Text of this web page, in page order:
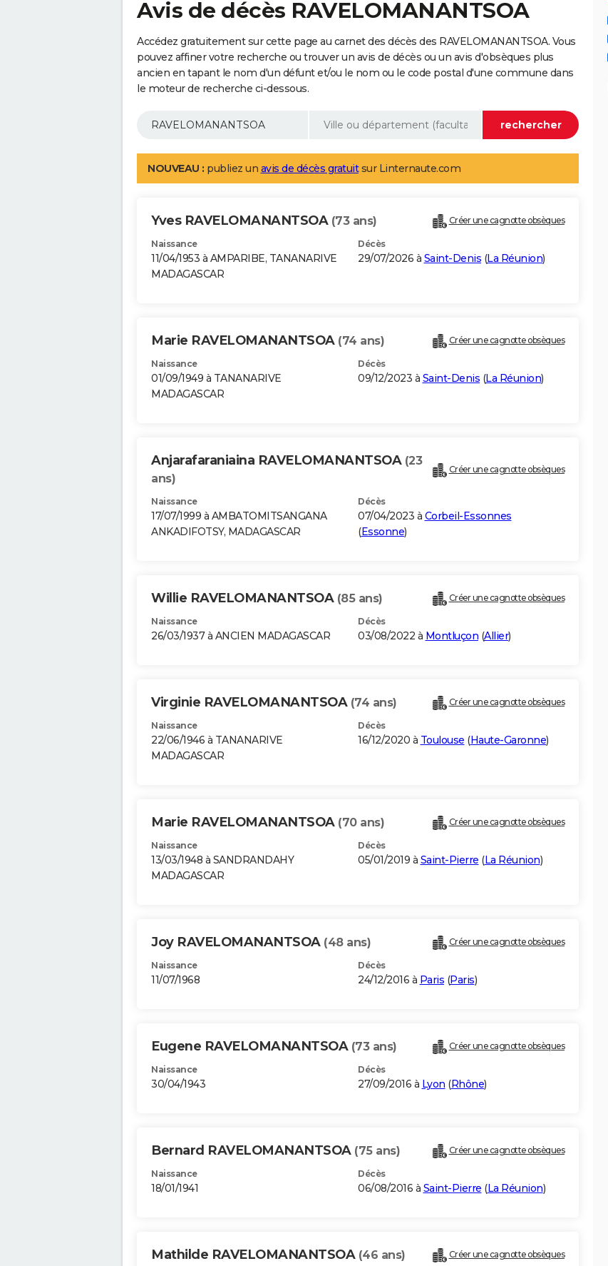
Avis de décès RAVELOMANANTSOA
Accédez gratuitement sur cette page au carnet des décès des RAVELOMANANTSOA. Vous
pouvez affiner votre recherche ou trouver un avis de décès ou un avis d'obsèques plus
ancien en tapant le nom d'un défunt et/ou le nom ou le code postal d'une commune dans
le moteur de recherche ci-dessous.
NOUVEAU : publiez un avis de décès gratuitsur Linternaute.com
Yves RAVELOMANANTSOA (73 ans) Créer une cagnotte obsèques
Naissance
11/04/1953 à AMPARIBE, TANANARIVE
MADAGASCAR
Décès
29/07/2026 à Saint-Denis (La Réunion)
Marie RAVELOMANANTSOA (74 ans) Créer une cagnotte obsèques
Naissance
01/09/1949 à TANANARIVE
MADAGASCAR
Décès
09/12/2023 à Saint-Denis (La Réunion)
Anjarafaraniaina RAVELOMANANTSOA (23
ans)
Créer une cagnotte obsèques
Naissance
17/07/1999 à AMBATOMITSANGANA
ANKADIFOTSY, MADAGASCAR
Décès
07/04/2023 à Corbeil-Essonnes
(Essonne)
Willie RAVELOMANANTSOA (85 ans) Créer une cagnotte obsèques
Naissance
26/03/1937 à ANCIEN MADAGASCAR
Décès
03/08/2022 à Montluçon (Allier)
Virginie RAVELOMANANTSOA (74 ans) Créer une cagnotte obsèques
Naissance
22/06/1946 à TANANARIVE
MADAGASCAR
Décès
16/12/2020 à Toulouse (Haute-Garonne)
Marie RAVELOMANANTSOA (70 ans) Créer une cagnotte obsèques
Naissance
13/03/1948 à SANDRANDAHY
MADAGASCAR
Décès
05/01/2019 à Saint-Pierre (La Réunion)
Joy RAVELOMANANTSOA (48 ans) Créer une cagnotte obsèques
Naissance
11/07/1968
Décès
24/12/2016 à Paris (Paris)
Eugene RAVELOMANANTSOA (73 ans) Créer une cagnotte obsèques
Naissance
30/04/1943
Décès
27/09/2016 à Lyon (Rhône)
Bernard RAVELOMANANTSOA (75 ans) Créer une cagnotte obsèques
Naissance
18/01/1941
Décès
06/08/2016 à Saint-Pierre (La Réunion)
Mathilde RAVELOMANANTSOA (46 ans) Créer une cagnotte obsèques